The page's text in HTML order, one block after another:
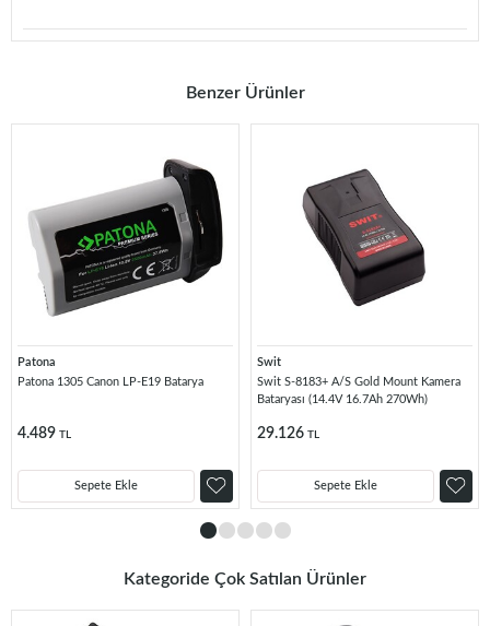
Benzer Ürünler
Patona
Patona 1305 Canon LP-E19 Batarya
4.489 TL
Sepete Ekle
Swit
Swit S-8183+ A/S Gold Mount Kamera
Bataryası (14.4V 16.7Ah 270Wh)
29.126 TL
Sepete Ekle
Kategoride Çok Satılan Ürünler